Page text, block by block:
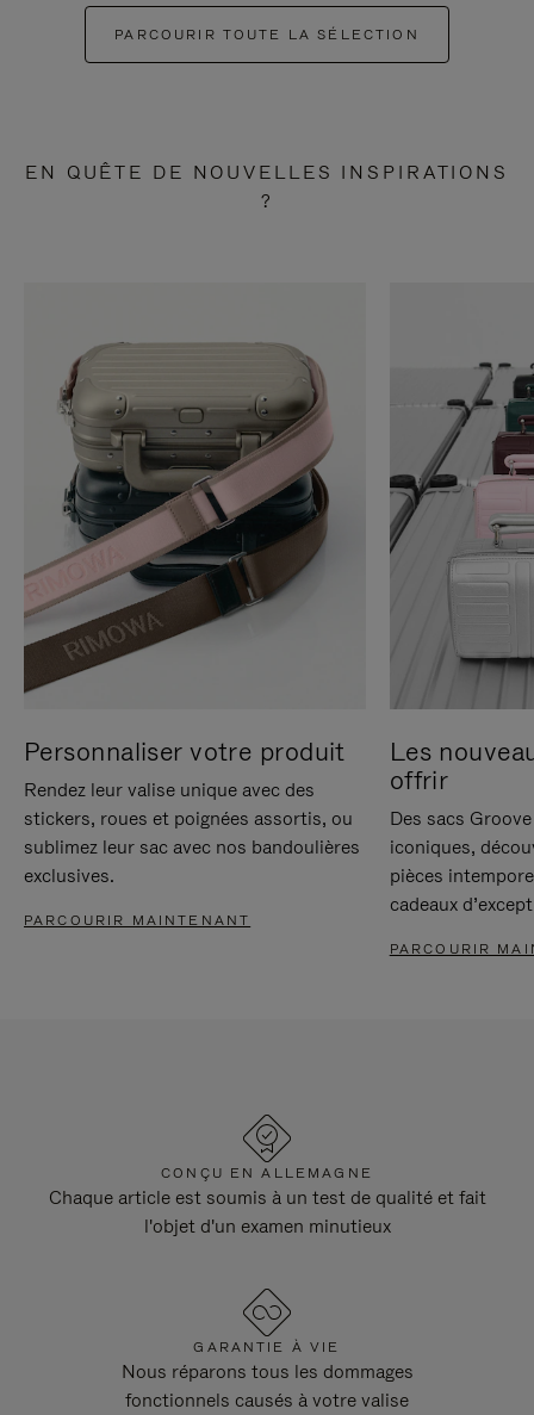
PARCOURIR TOUTE LA SÉLECTION
EN QUÊTE DE NOUVELLES INSPIRATIONS
?
Personnaliser votre produit
Rendez leur valise unique avec des
stickers, roues et poignées assortis, ou
sublimez leur sac avec nos bandoulières
exclusives.
PARCOURIR MAINTENANT
Les
offrir
Des sacs
iconiques,
pièces
cadeaux
PARCOURIR
CONÇU EN ALLEMAGNE
Chaque article est soumis à un test de qualité et fait
l'objet d'un examen minutieux
GARANTIE À VIE
Nous réparons tous les dommages
fonctionnels causés à votre valise